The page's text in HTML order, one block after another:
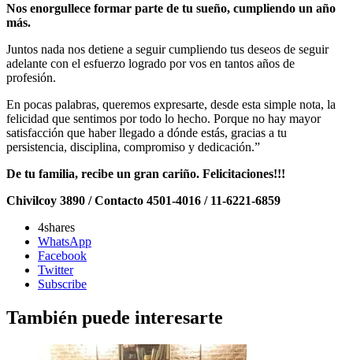
Nos enorgullece formar parte de tu sueño, cumpliendo un año
más.
Juntos nada nos detiene a seguir cumpliendo tus deseos de seguir
adelante con el esfuerzo logrado por vos en tantos años de
profesión.
En pocas palabras, queremos expresarte, desde esta simple nota, la
felicidad que sentimos por todo lo hecho. Porque no hay mayor
satisfacción que haber llegado a dónde estás, gracias a tu
persistencia, disciplina, compromiso y dedicación.”
De tu familia, recibe un gran cariño. Felicitaciones!!!
Chivilcoy 3890 / Contacto 4501-4016 / 11-6221-6859
4shares
WhatsApp
Facebook
Twitter
Subscribe
También puede interesarte